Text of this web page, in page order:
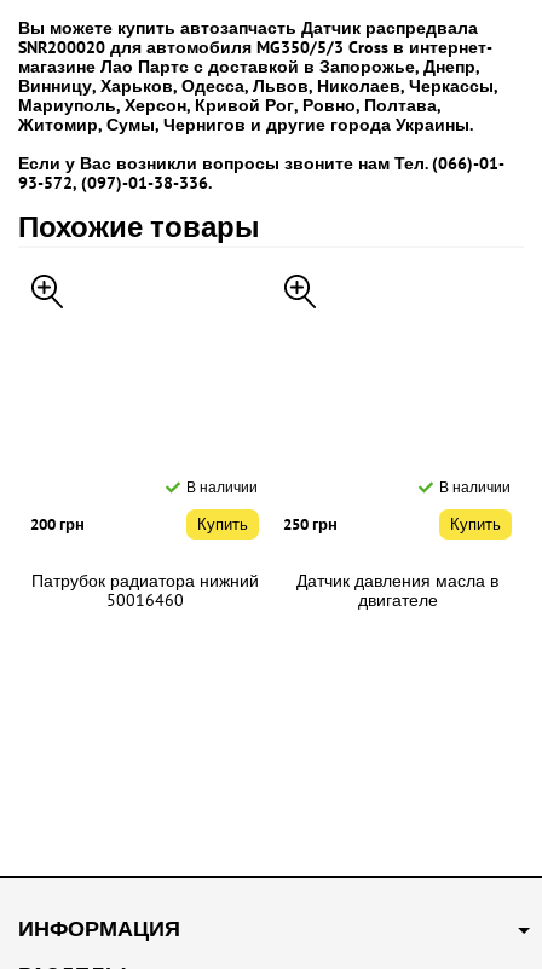
Вы можете купить автозапчасть Датчик распредвала
SNR200020 для автомобиля MG350/5/3 Cross в интернет-
магазине Лао Партс с доставкой в Запорожье, Днепр,
Винницу, Харьков, Одесса, Львов, Николаев, Черкассы,
Мариуполь, Херсон, Кривой Рог, Ровно, Полтава,
Житомир, Сумы, Чернигов и другие города Украины.
Если у Вас возникли вопросы звоните нам Тел. (066)-01-
93-572, (097)-01-38-336.
Похожие товары
В наличии
200 грн Купить
Патрубок радиатора нижний
50016460
В наличии
250 грн Купить
Датчик давления масла в
двигателе
250 грн Купить
Патрубок системы
300 грн Купить
ИНФОРМАЦИЯ